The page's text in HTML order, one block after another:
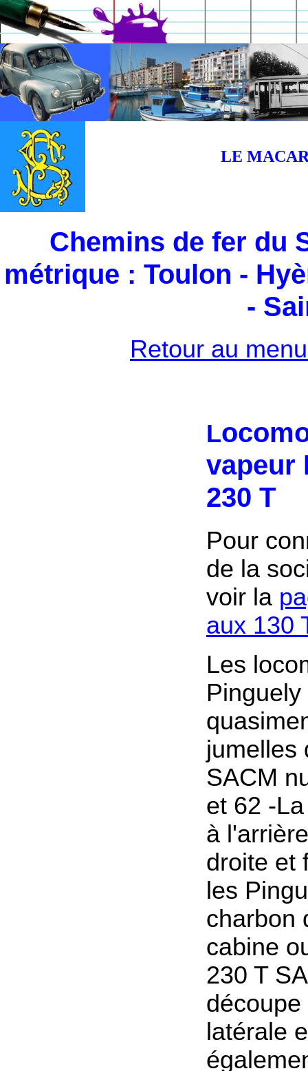
LE
Chemins de fer du
métrique : Toulon -
-
Retour au
L
vapeur
230 T
Pour
de la
voir la
aux 130
Les
Pinguely
jumelles
SACM
et 62 -
à
droite et
les
charbon
cabine
230 T
latérale